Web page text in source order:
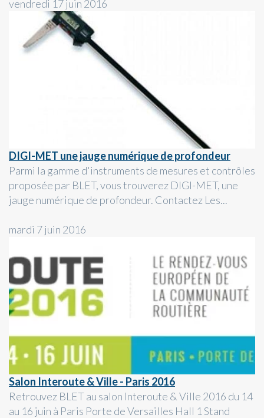
vendredi 17 juin 2016
DIGI-MET une jauge numérique de profondeur
Parmi la gamme d'instruments de mesures et contrôles
proposée par BLET, vous trouverez DIGI-MET, une
jauge numérique de profondeur. Contactez Les...
mardi 7 juin 2016
Salon Interoute & Ville - Paris 2016
Retrouvez BLET au salon Interoute & Ville 2016 du 14
au 16 juin à Paris Porte de Versailles Hall 1 Stand